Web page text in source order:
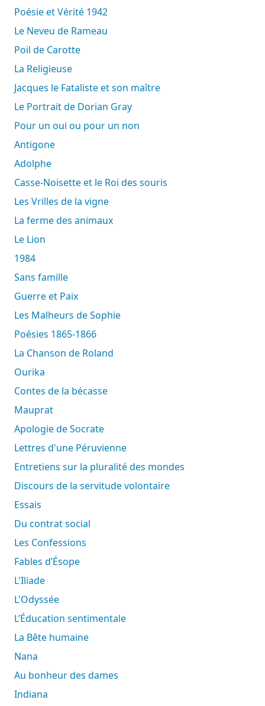
Poésie et Vérité 1942
Le Neveu de Rameau
Poil de Carotte
La Religieuse
Jacques le Fataliste et son maître
Le Portrait de Dorian Gray
Pour un oui ou pour un non
Antigone
Adolphe
Casse-Noisette et le Roi des souris
Les Vrilles de la vigne
La ferme des animaux
Le Lion
1984
Sans famille
Guerre et Paix
Les Malheurs de Sophie
Poésies 1865-1866
La Chanson de Roland
Ourika
Contes de la bécasse
Mauprat
Apologie de Socrate
Lettres d'une Péruvienne
Entretiens sur la pluralité des mondes
Discours de la servitude volontaire
Essais
Du contrat social
Les Confessions
Fables d’Ésope
L'Iliade
L'Odyssée
L’Éducation sentimentale
La Bête humaine
Nana
Au bonheur des dames
Indiana